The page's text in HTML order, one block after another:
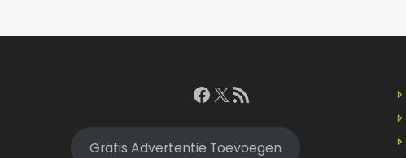
Facebook
X RSS feed
Gratis Advertentie Toevoegen